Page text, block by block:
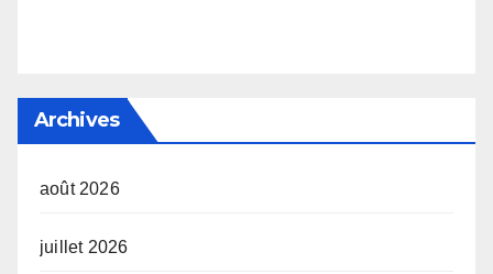
Archives
août 2026
juillet 2026